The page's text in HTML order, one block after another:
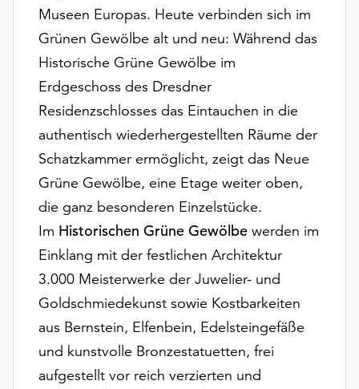
Einverständnis
weiterhin
ausgeführt.
Möchten
verwendeten
Cookies
anpassen,
Einstellungen
über
Schaltfläche
„Auswählen“.
Weitere
Informationen
Museen Europas. Heute verbinden sich im
Grünen Gewölbe alt und neu: Während das
Historische Grüne Gewölbe im
Erdgeschoss des Dresdner
Residenzschlosses das Eintauchen in die
authentisch wiederhergestellten Räume der
Schatzkammer ermöglicht, zeigt das Neue
Grüne Gewölbe, eine Etage weiter oben,
die ganz besonderen Einzelstücke.
Im Historischen Grüne Gewölbe werden im
Einklang mit der festlichen Architektur
3.000 Meisterwerke der Juwelier- und
Goldschmiedekunst sowie Kostbarkeiten
aus Bernstein, Elfenbein, Edelsteingefäße
und kunstvolle Bronzestatuetten, frei
aufgestellt vor reich verzierten und